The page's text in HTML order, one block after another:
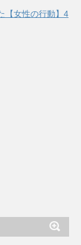
【女性の行動】4